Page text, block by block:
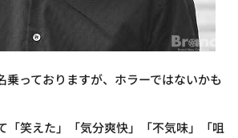
っておりますが、ホラーではないかも
「笑えた」「気分爽快」「不気味」「咀